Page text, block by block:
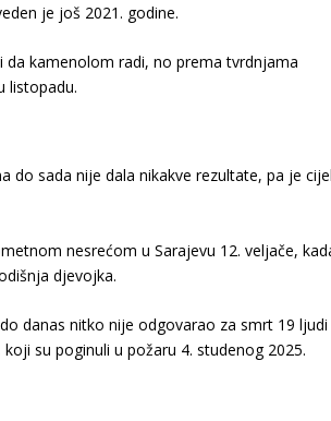
je još 2021. godine.
da kamenolom radi, no prema tvrdnjama
listopadu.
do sada nije dala nikakve rezultate, pa je
nesrećom u Sarajevu 12. veljače,
djevojka.
danas nitko nije odgovarao za smrt 19 ljudi
su poginuli u požaru 4. studenog 2025.